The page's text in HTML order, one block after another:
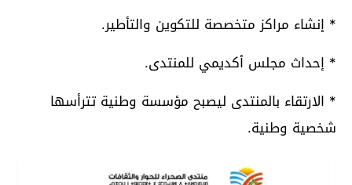
* إنشاء مراكز متخصصة للتكوين والتأطير.
* إحداث مجلس أكديمي للمنتدى.
* الارتقاء بالمنتدى ليصبح مؤسسة وطنية تترأسها
شخصية وطنية.